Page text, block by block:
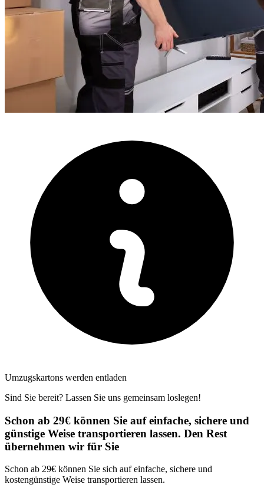
Umzugskartons werden entladen
Sind Sie bereit? Lassen Sie uns gemeinsam loslegen!
Schon ab 29€ können Sie auf einfache, sichere und
günstige Weise transportieren lassen. Den Rest
übernehmen wir für Sie
Schon ab 29€ können Sie sich auf einfache, sichere und
kostengünstige Weise transportieren lassen.